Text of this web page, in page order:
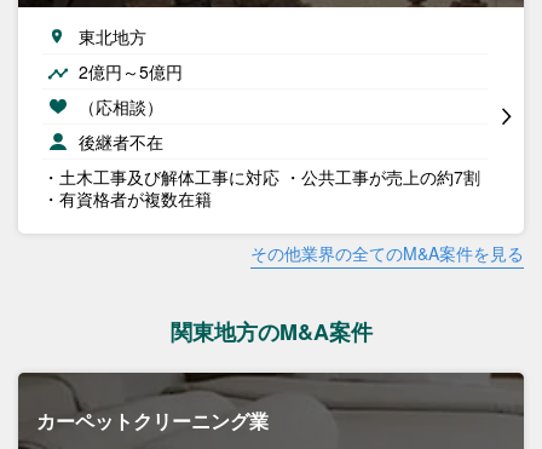
東北地方
2億円～5億円
（応相談）
後継者不在
・土木工事及び解体工事に対応 ・公共工事が売上の約7割
・有資格者が複数在籍
その他業界の全てのM&A案件を見る
関東地方のM&A案件
カーペットクリーニング業